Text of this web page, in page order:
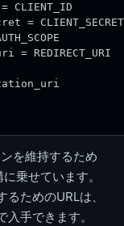
CLIENT_ID
= CLIENT_SECRET
= REDIRECT_URI
を維持するため
乗せています。
ためのURLは、
手できます。